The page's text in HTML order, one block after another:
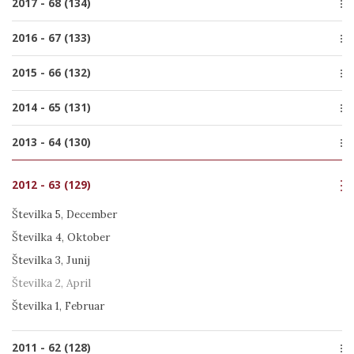
Številka 2, Junij
Številka 2, Junij
2017 - 68 (134)
Številka 2, Julij
2016 - 67 (133)
Številka 2, Julij
2015 - 66 (132)
Številka 2, Julij
2014 - 65 (131)
Številka 2, Julij
2013 - 64 (130)
Številka 3, Oktober
Številka 2, Junij
Številka 1, Marec
2012 - 63 (129)
Številka 5, December
Številka 4, Oktober
Številka 3, Junij
Številka 2, April
Številka 1, Februar
2011 - 62 (128)